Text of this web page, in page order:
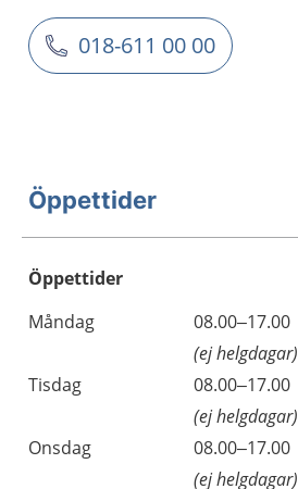
018-611 00 00
Öppettider
Öppettider
Dag
Öppettider
Kommentarer
Måndag
08.00–17.00
(ej helgdagar)
Tisdag
08.00–17.00
(ej helgdagar)
Onsdag
08.00–17.00
(ej helgdagar)